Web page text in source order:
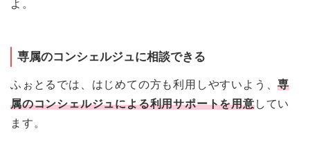
よ。
専属のコンシェルジュに相談できる
ふぉとるでは、はじめての方も利用しやすいよう、専
属のコンシェルジュによる利用サポートを用意してい
ます。